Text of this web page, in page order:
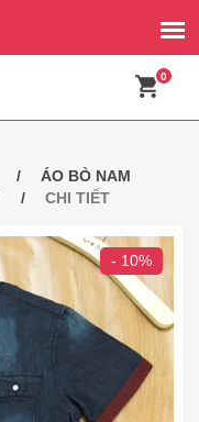
0
ÁO BÒ NAM
CHI TIẾT
- 10%